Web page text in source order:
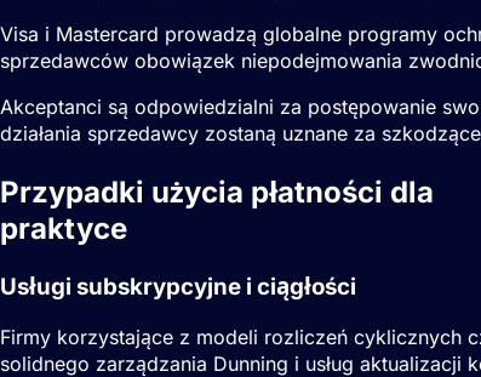
Visa i Mastercard prowadzą globalne programy
sprzedawców obowiązek niepodejmowania
Akceptanci są odpowiedzialni za postępowanie
działania sprzedawcy zostaną uznane za
Przypadki użycia płatności dla
praktyce
Usługi subskrypcyjne i ciągłości
Firmy korzystające z modeli rozliczeń cyklicznych
solidnego zarządzania Dunning i usług